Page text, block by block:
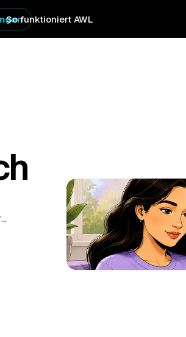
So funktioniert AWL